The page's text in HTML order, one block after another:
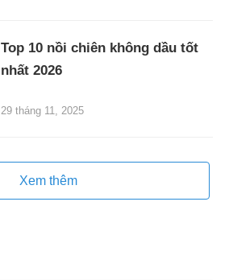
Top 10 nồi chiên không dầu tốt
nhất 2026
29 tháng 11, 2025
Xem thêm